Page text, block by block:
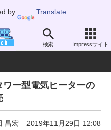
by Translate
検索 Impressサイト
電気ストーブ
ー型電気ヒーターの
昌宏 2019年11月29日 12:08